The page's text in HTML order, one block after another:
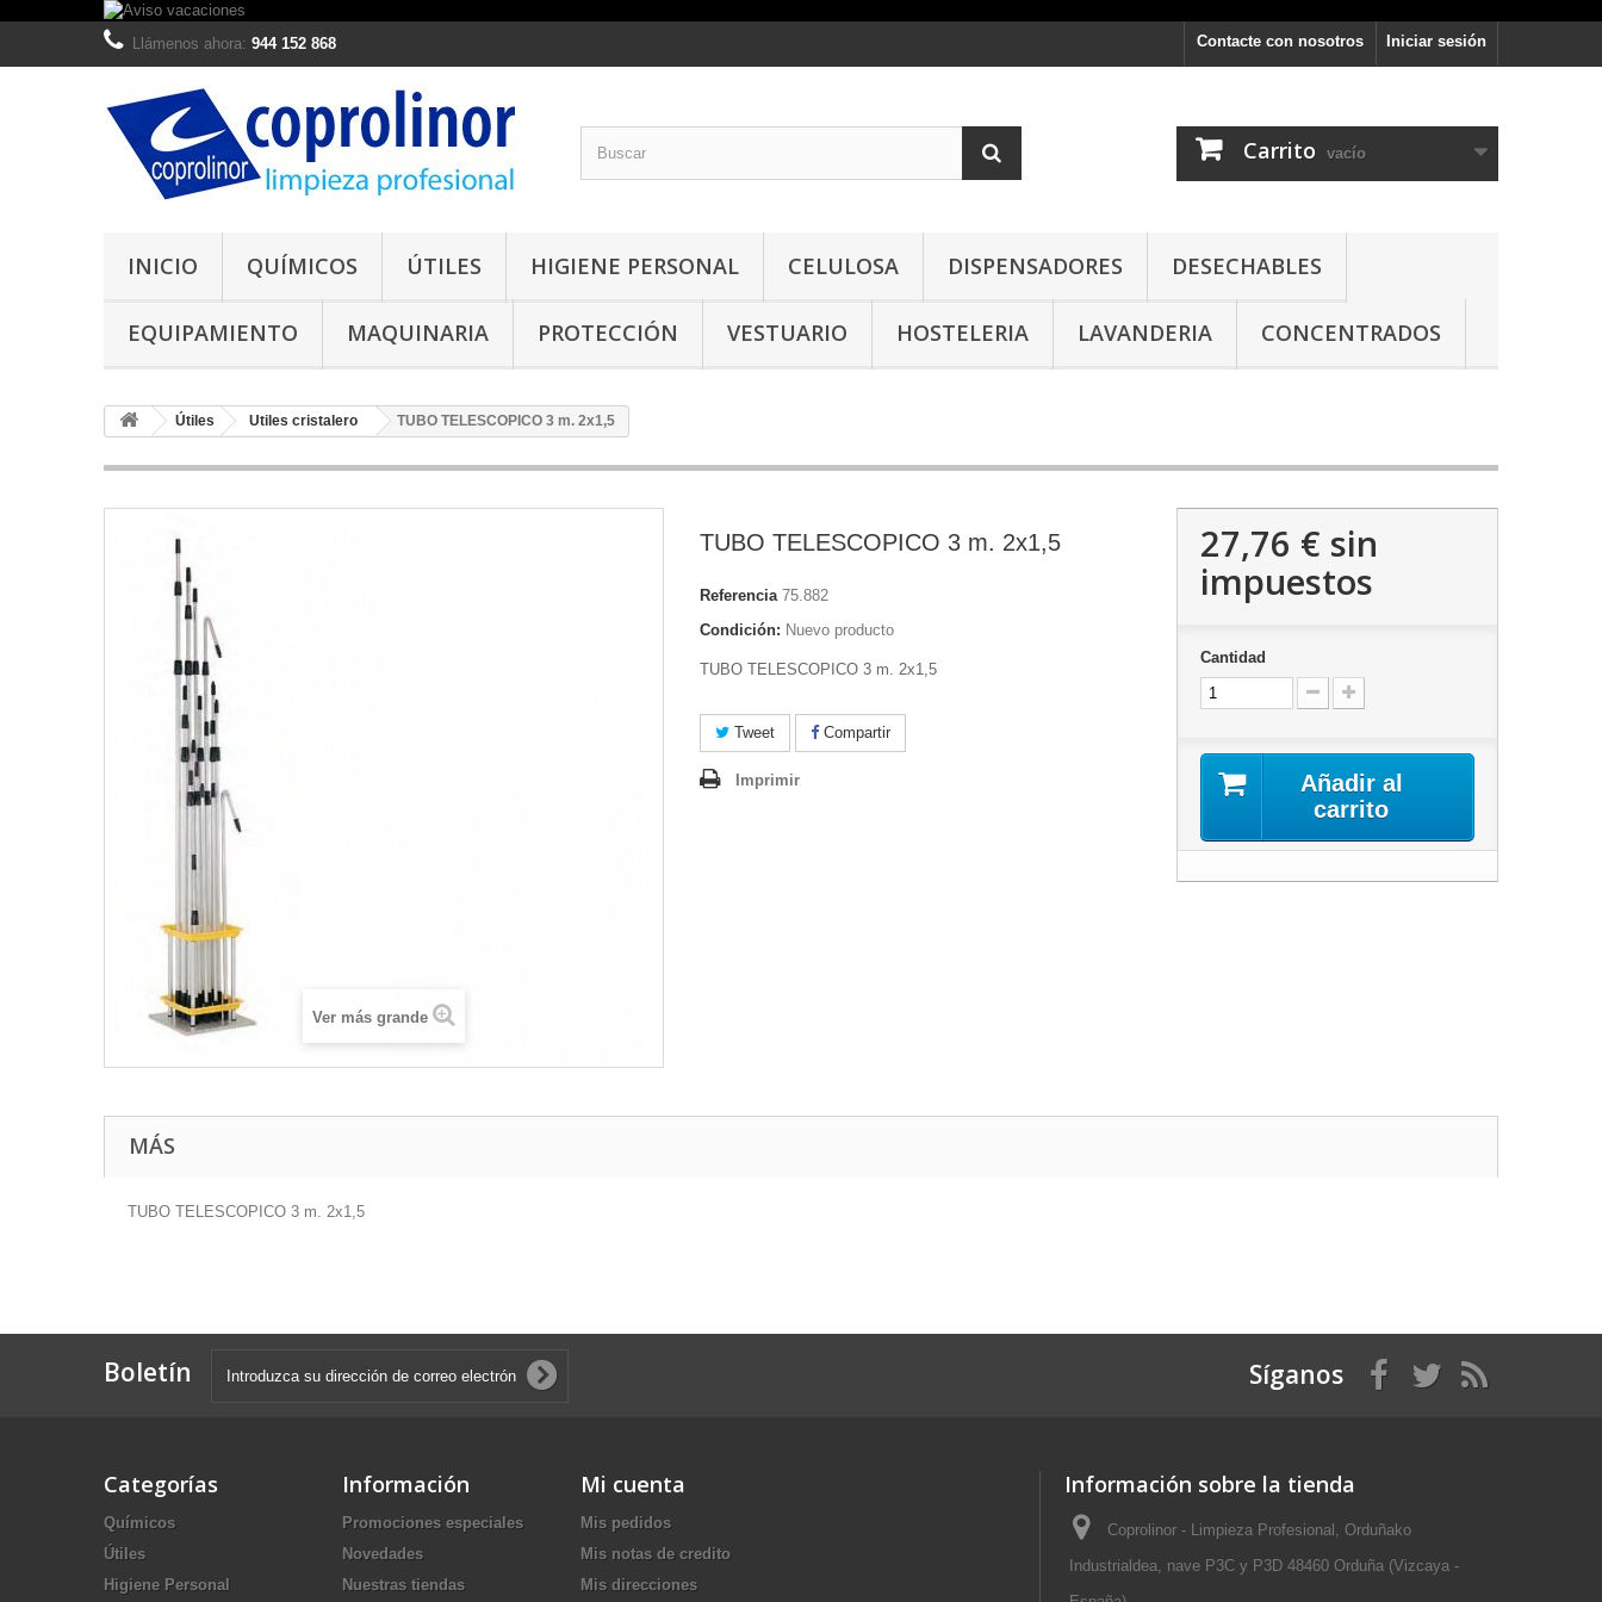
Iniciar sesión
Contacte con nosotros
Llámenos ahora: 944 152 868
Carrito vacío
INICIO QUÍMICOS ÚTILES HIGIENE PERSONAL CELULOSA DISPENSADORES DESECHABLES
EQUIPAMIENTO MAQUINARIA PROTECCIÓN VESTUARIO HOSTELERIA LAVANDERIA CONCENTRADOS
Útiles Utiles cristalero TUBO TELESCOPICO 3 m. 2x1,5
Ver más grande
TUBO TELESCOPICO 3 m. 2x1,5
Referencia 75.882
Condición: Nuevo producto
TUBO TELESCOPICO 3 m. 2x1,5
Tweet Compartir
Imprimir
27,76 € sin
impuestos
Cantidad
Añadir al
carrito
MÁS
TUBO TELESCOPICO 3 m. 2x1,5
Boletín Síganos
Categorías
Químicos
Útiles
Higiene Personal
Información
Promociones especiales
Novedades
Nuestras tiendas
Mi cuenta
Mis pedidos
Mis notas de credito
Mis direcciones
Información sobre la tienda
Coprolinor - Limpieza Profesional, Orduñako
Industrialdea, nave P3C y P3D 48460 Orduña (Vizcaya -